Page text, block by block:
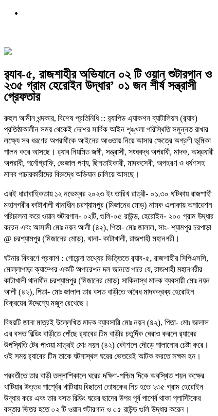
র‍্যাব-৫, রাজশাহীর অভিযানে ০২ টি ওয়ান শুটারগান ও
২৩৫ গ্রাম হেরোইন উদ্ধার’ ০১ জন শীর্ষ সন্ত্রাসী
গ্রেফতার
রুহুল আমীন খন্দকার, বিশেষ প্রতিনিধি :: র‍্যাপিড এ্যাকশন ব্যাটালিয়ন (র‍্যাব)
প্রতিষ্ঠাকালীন সময় থেকেই দেশের সার্বিক আইন শৃঙ্খলা পরিস্থিতি সমুন্নত রাখার
লক্ষ্যে সব ধরণের অপরাধীকে আইনের আওতায় নিয়ে আসার ক্ষেত্রে অগ্রণী ভূমিকা
পালন করে আসছে। র‍্যাব নিয়মিত জঙ্গী, সন্ত্রাসী, সংঘবদ্ধ অপরাধী, মাদক, অস্ত্রধারী
অপরাধী, পর্নোগ্রাফি, ভেজাল পণ্য, ছিনতাইকারী, মাদকসেবী, অপহরণ ও ধর্ষণসহ
মানব পাচারকারীদের বিরুদ্ধে অভিযান চালিয়ে আসছে।
এরই ধারাবাহিকতায় ১২ নভেম্বর ২০২৩ ইং তারিখ রাত্রী- ০১.৩০ ঘটিকায় রাজশাহী
মহানগরীর কাটাখালী থানাধীন চরশ্যামপুর (মিজানের মোড়) নামক এলাকায় অপারেশন
পরিচালনা করে ওয়ান শুটারগান- ০২টি, গুলি-০৫ রাউন্ড, হেরোইন- ২০০ গ্রাম উদ্ধার
করেন এবং আসামী মোঃ নয়ন আলী (৪২), পিতা- মোঃ জালাল, সাং- শ্যামপুর চরপাড়া
@ চরশ্যামপুর (মিজানের মোড়), থানা- কাটাখালী, রাজশাহী মহানগরী।
ঘটনার বিবরণে প্রকাশ : গোয়েন্দা তথ্যের ভিত্তিতে র‍্যাব-৫, রাজশাহীর সিপিএসসি,
মোল্লাপাড়া ক্যাম্পের একটি অপারেশন দল জানতে পারে যে, রাজশাহী মহানগরীর
কাটাখালী থানাধীন চরশ্যামপুর (মিজানের মোড়) সাকিনাস্থ মাদক ব্যবসায়ী মোঃ নয়ন
আলী (৪২), পিতা- মোঃ জালাল তার বসত বাড়ীতে অবৈধ মাদকদ্রব্য হেরোইন
বিক্রয়ের উদ্দেশ্যে মজুদ রেখেছে।
বিষয়টি জানা মাত্রই উল্লেখিত মাদক ব্যাবসায়ী মোঃ নয়ন (৪২), পিতা- মোঃ জালাল
এর বসত বিল্ডিং বাড়ীতে পোঁছে র‍্যাবের টিম বাড়ীর চতুর্দিক ঘেরাও করলে র‍্যাবের
উপস্থিতি টের পাওয়া মাত্রই মোঃ নয়ন (৪২) কৌশলে দৌড়ে পালানোর চেষ্টা করে।
ওই সময় র‍্যাবের টিম তাকে ঘটনাস্থল ঘরের ভেতরেই আটক করতে সক্ষম হন।
পরবর্তীতে তার বাড়ী তল্লাশিকালে ঘরের দক্ষিণ-পশ্চিম দিকে অবস্থিত শয়ন কক্ষের
খাটিয়ার উত্তর পার্শ্বের খাটিয়ায় বিছানো তোষকের নিচ হতে ২৩৫ গ্রাম হেরোইন
উদ্ধার করে এবং তার বসত বিল্ডিং ঘরের ছাদের উপর পূর্ব পার্শ্বে থাকা প্লাস্টিকের
বস্তার ভিতর হতে ০২ টি ওয়ান শুটারগান ও ০৫ রাউন্ড গুলি উদ্ধার করেন।